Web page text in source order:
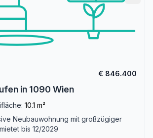
€ 846.400
in 1090 Wien
10.1 m²
Neubauwohnung mit großzügiger
bis 12/2029